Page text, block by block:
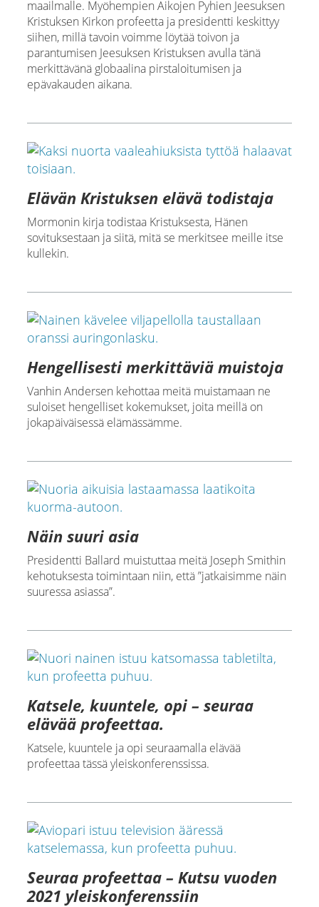
maailmalle. Myöhempien Aikojen Pyhien Jeesuksen
Kristuksen Kirkon profeetta ja presidentti keskittyy
siihen, millä tavoin voimme löytää toivon ja
parantumisen Jeesuksen Kristuksen avulla tänä
merkittävänä globaalina pirstaloitumisen ja
epävakauden aikana.
Elävän Kristuksen elävä todistaja
Mormonin kirja todistaa Kristuksesta, Hänen
sovituksestaan ja siitä, mitä se merkitsee meille itse
kullekin.
Hengellisesti merkittäviä muistoja
Vanhin Andersen kehottaa meitä muistamaan ne
suloiset hengelliset kokemukset, joita meillä on
jokapäiväisessä elämässämme.
Näin suuri asia
Presidentti Ballard muistuttaa meitä Joseph Smithin
kehotuksesta toimintaan niin, että ”jatkaisimme näin
suuressa asiassa”.
Katsele, kuuntele, opi – seuraa
elävää profeettaa.
Katsele, kuuntele ja opi seuraamalla elävää
profeettaa tässä yleiskonferenssissa.
Seuraa profeettaa – Kutsu vuoden
2021 yleiskonferenssiin